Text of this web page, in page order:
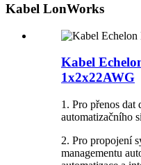
Kabel LonWorks
Kabel
1x2x22AWG
1. Pro přenos dat
automatizačního
2. Pro propojení
managementu